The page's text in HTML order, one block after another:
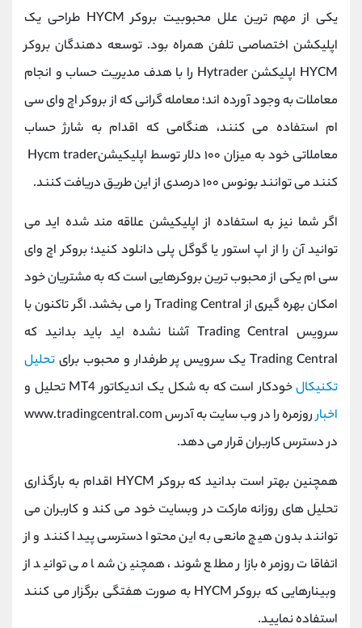
یکی از مهم ترین علل محبوبیت بروکر HYCM طراحی یک
اپلیکشن اختصاصی تلفن همراه بود. توسعه دهندگان بروکر
HYCM اپلیکشنHytrader را با هدف مدیریت حساب و انجام
معاملات به وجود آورده اند؛معامله ‌گرانی که از بروکر اچ وای سی
ام استفاده می کنند، هنگامی که اقدام به شارژ حساب
معاملاتی خود به میزان ۱۰۰ دلار توسط اپلیکیشن
Hycm trader
کنند می‌ توانند بونوس ۱۰۰ درصدی از این طریق دریافت کنند
.
اگر شما نیز به استفاده از اپلیکیشن علاقه مند شده اید می
توانید آن را از اپ استور یا گوگل پلی دانلود کنید؛بروکر اچ وای
سی ام یکی از محبوب ترین بروکرهایی است که به مشتریان خود
امکان بهره گیری ازTrading Central را می بخشد. اگر تاکنون با
سرویس Trading Central آشنا نشده اید باید بدانید که
Trading Centralیک سرویس پر طرفدار و محبوب برای تحلیل
تکنیکالخودکار است که به شکل یک اندیکاتورMT4 تحلیل و
اخبارروزمره را در وب سایت به آدرسwww.tradingcentral.com
در دسترس کاربران قرار می ‌دهد.
همچنین بهتر است بدانید که بروکرHYCM اقدام به بارگذاری
تحلیل های روزانه مارکت در وبسایت خود می کند و کاربران می
توانند بدون هیچ مانعی به این محتوا دسترسی پیدا کنند و از
اتفاقات روزمره بازار مطلع شوند، همچنین شما می توانید از
وبینارهایی که بروکرHYCM به صورت هفتگی برگزار می کنند
استفاده نمایید.